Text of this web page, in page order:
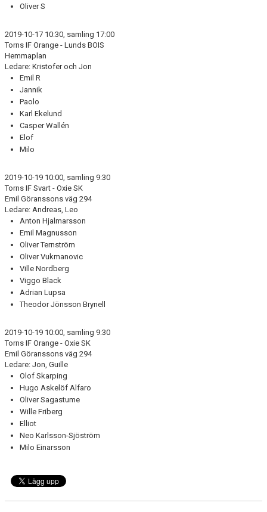
Oliver S
2019-10-17 10:30, samling 17:00
Torns IF Orange - Lunds BOIS
Hemmaplan
Ledare: Kristofer och Jon
Emil R
Jannik
Paolo
Karl Ekelund
Casper Wallén
Elof
Milo
2019-10-19 10:00, samling 9:30
Torns IF Svart - Oxie SK
Emil Göranssons väg 294
Ledare: Andreas, Leo
Anton Hjalmarsson
Emil Magnusson
Oliver Ternström
Oliver Vukmanovic
Ville Nordberg
Viggo Black
Adrian Lupsa
Theodor Jönsson Brynell
2019-10-19 10:00, samling 9:30
Torns IF Orange - Oxie SK
Emil Göranssons väg 294
Ledare: Jon, Guille
Olof Skarping
Hugo Askelöf Alfaro
Oliver Sagastume
Wille Friberg
Elliot
Neo Karlsson-Sjöström
Milo Einarsson